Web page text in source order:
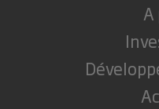
A